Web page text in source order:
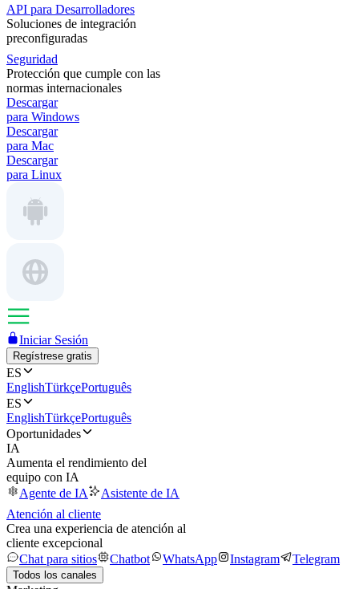
API para Desarrolladores
Soluciones de integración
preconfiguradas
Seguridad
Protección que cumple con las
normas internacionales
Descargar
para Windows
Descargar
para Mac
Descargar
para Linux
Iniciar Sesión
Regístrese gratis
ES
EnglishTürkçePortuguês
ES
EnglishTürkçePortuguês
Oportunidades
IA
Aumenta el rendimiento del
equipo con IA
Agente de IA
Asistente de IA
Atención al cliente
Crea una experiencia de atención al
cliente excepcional
Chat para sitios
Chatbot WhatsApp Instagram Telegram
Todos los canales